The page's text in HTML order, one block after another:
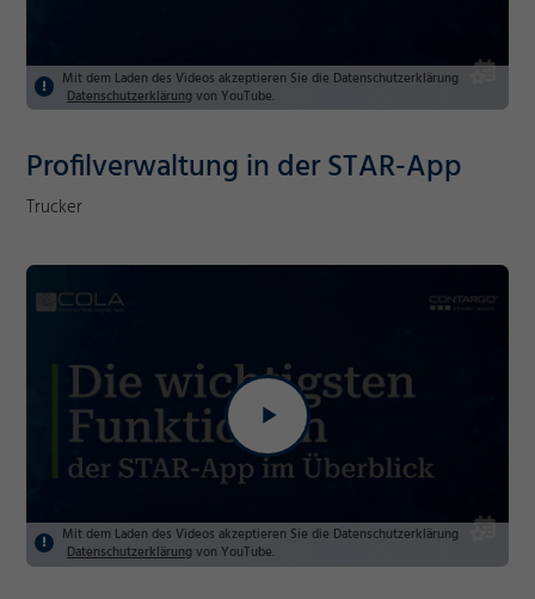
Mit dem Laden des Videos akzeptieren Sie die Datenschutzerklärung
Datenschutzerklärungvon YouTube.
Profilverwaltung in der STAR-App
Trucker
Mit dem Laden des Videos akzeptieren Sie die Datenschutzerklärung
Datenschutzerklärungvon YouTube.